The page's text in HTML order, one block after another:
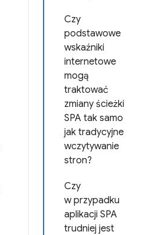
Czy
podstawowe
wskaźniki
internetowe
mogą
traktować
zmiany ścieżki
SPA tak samo
jak tradycyjne
wczytywanie
stron?
Czy
w przypadku
aplikacji SPA
trudniej jest